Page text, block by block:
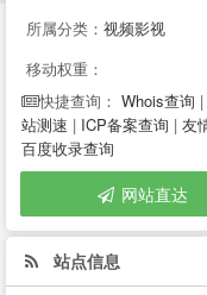
所属分类： 视频影视
移动权重：
快捷查询： Whois查询 |
站测速 | ICP备案查询 | 友
百度收录查询
网站直达
站点信息